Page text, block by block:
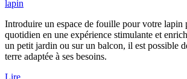
lapin
Introduire un espace de fouille pour votre lapin
quotidien en une expérience stimulante et
un petit jardin ou sur un balcon, il est possible
terre adaptée à ses besoins.
Lire